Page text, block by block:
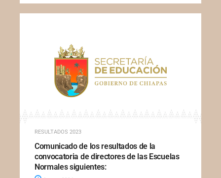
RESULTADOS 2023
Comunicado de los resultados de la
convocatoria de directores de las Escuelas
Normales siguientes: